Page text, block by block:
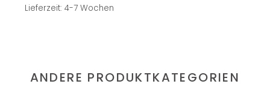
Lieferzeit: 4-7 Wochen
ANDERE PRODUKTKATEGORIEN